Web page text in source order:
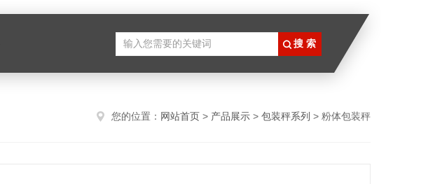
您的位置： 网站首页 > 产品展示 > 包装秤系列 > 粉体包装秤